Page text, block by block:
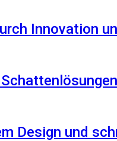
Innovation
Design und